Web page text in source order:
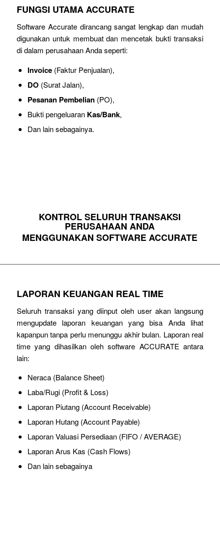
FUNGSI UTAMA ACCURATE
Software Accurate dirancang sangat lengkap dan mudah
digunakan untuk membuat dan mencetak bukti transaksi
di dalam perusahaan Anda seperti:
Invoice(Faktur Penjualan),
DO (Surat Jalan),
Pesanan Pembelian(PO),
Bukti pengeluaran Kas/Bank,
Dan lain sebagainya.
KONTROL SELURUH TRANSAKSI
PERUSAHAAN ANDA
MENGGUNAKAN SOFTWARE ACCURATE
LAPORAN KEUANGAN REAL TIME
Seluruh transaksi yang diinput oleh user akan langsung
mengupdate laporan keuangan yang bisa Anda lihat
kapanpun tanpa perlu menunggu akhir bulan. Laporan real
time yang dihasilkan oleh software ACCURATE antara
lain:
Neraca (Balance Sheet)
Laba/Rugi (Profit & Loss)
Laporan Piutang (Account Receivable)
Laporan Hutang (Account Payable)
Laporan Valuasi Persediaan (FIFO / AVERAGE)
Laporan Arus Kas (Cash Flows)
Dan lain sebagainya